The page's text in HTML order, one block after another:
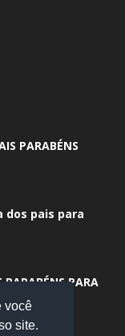
você
site.
PARABÉNS
dos pais para
PARABÉNS PARA